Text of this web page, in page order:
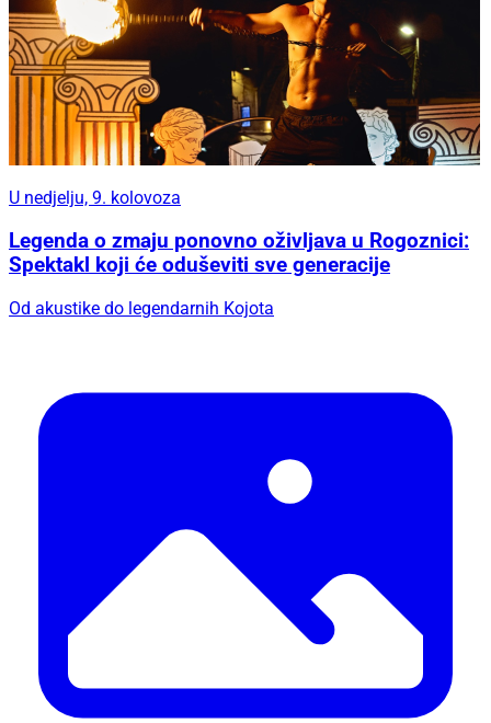
U nedjelju, 9. kolovoza
Legenda o zmaju ponovno oživljava u Rogoznici:
Spektakl koji će oduševiti sve generacije
Od akustike do legendarnih Kojota